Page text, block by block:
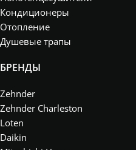
Кондиционеры
Отопление
Душевые трапы
БРЕНДЫ
Zehnder
Zehnder Charleston
Loten
Daikin